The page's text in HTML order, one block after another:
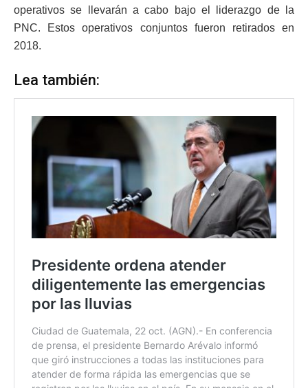
operativos se llevarán a cabo bajo el liderazgo de la
PNC. Estos operativos conjuntos fueron retirados en
2018.
Lea también: